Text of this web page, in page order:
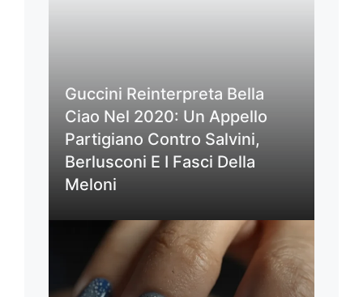
Guccini Reinterpreta Bella
Ciao Nel 2020: Un Appello
Partigiano Contro Salvini,
Berlusconi E I Fasci Della
Meloni